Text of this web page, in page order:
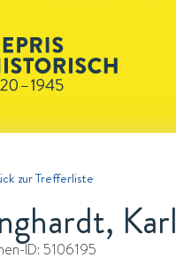
zur Trefferliste
Karl
ID: 5106195